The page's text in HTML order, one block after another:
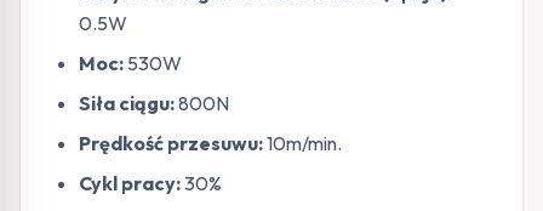
0.5W
Moc: 530W
Siła ciągu:800N
Prędkość przesuwu:10m/min.
Cykl pracy:30%